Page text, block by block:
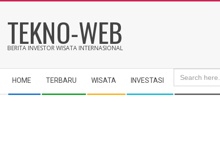
content
TEKNO-WEB
BERITA INVESTOR WISATA INTERNASIONAL
Navigation
Menu
HOME TERBARU WISATA INVESTASI
Search
for: